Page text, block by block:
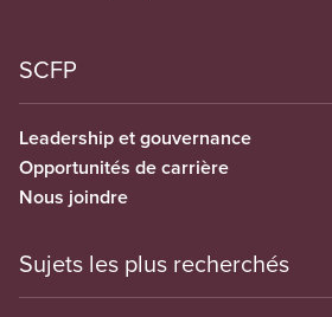
SCFP
Leadership et gouvernance
Opportunités de carrière
Nous joindre
Sujets les plus recherchés